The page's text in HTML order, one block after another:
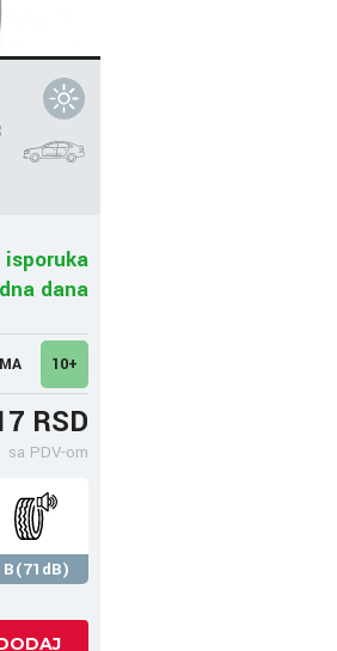
dana
10+
RSD
sa PDV-om
B(71dB)